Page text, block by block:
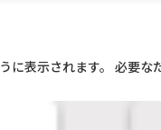
表示されます。 必要な